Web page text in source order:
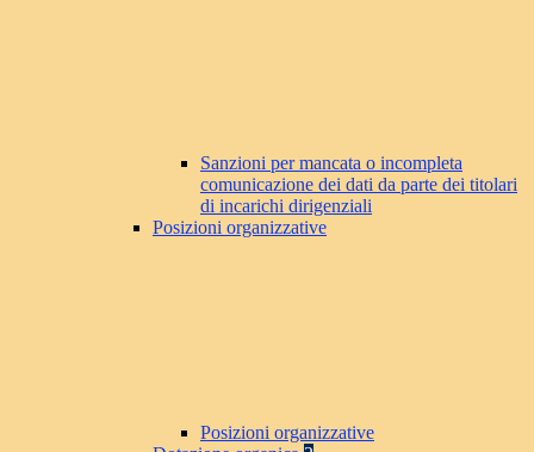
Sanzioni per mancata o incompleta
comunicazione dei dati da parte dei titolari
di incarichi dirigenziali
Posizioni organizzative
Posizioni organizzative